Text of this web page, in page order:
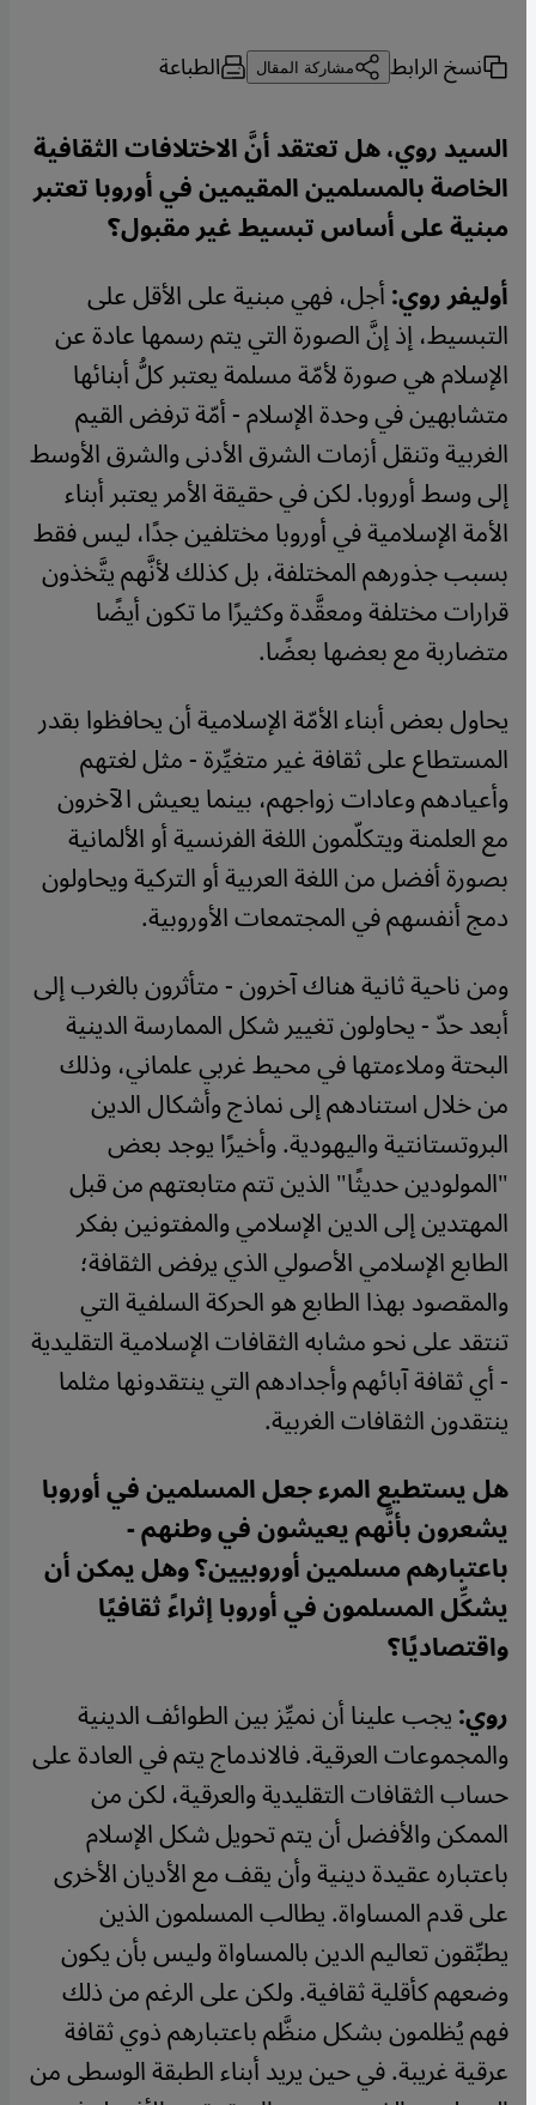
نسخ الرابط مشاركة المقال الطباعة
السيد روي، هل تعتقد أنَّ الاختلافات الثقافية
الخاصة بالمسلمين المقيمين في أوروبا تعتبر
مبنية على أساس تبسيط غير مقبول؟
أوليفر روي:أجل، فهي مبنية على الأقل على
التبسيط، إذ إنَّ الصورة التي يتم رسمها عادة عن
الإسلام هي صورة لأمّة مسلمة يعتبر كلُّ أبنائها
متشابهين في وحدة الإسلام - أمّة ترفض القيم
الغربية وتنقل أزمات الشرق الأدنى والشرق الأوسط
إلى وسط أوروبا. لكن في حقيقة الأمر يعتبر أبناء
الأمة الإسلامية في أوروبا مختلفين جدًا، ليس فقط
بسبب جذورهم المختلفة، بل كذلك لأنَّهم يتَّخذون
قرارات مختلفة ومعقَّدة وكثيرًا ما تكون أيضًا
متضاربة مع بعضها بعضًا.
يحاول بعض أبناء الأمّة الإسلامية أن يحافظوا بقدر
المستطاع على ثقافة غير متغيِّرة - مثل لغتهم
وأعيادهم وعادات زواجهم، بينما يعيش الآخرون
مع العلمنة ويتكلّمون اللغة الفرنسية أو الألمانية
بصورة أفضل من اللغة العربية أو التركية ويحاولون
دمج أنفسهم في المجتمعات الأوروبية.
ومن ناحية ثانية هناك آخرون - متأثرون بالغرب إلى
أبعد حدّ - يحاولون تغيير شكل الممارسة الدينية
البحتة وملاءمتها في محيط غربي علماني، وذلك
من خلال استنادهم إلى نماذج وأشكال الدين
البروتستانتية واليهودية. وأخيرًا يوجد بعض
"المولودين حديثًا" الذين تتم متابعتهم من قبل
المهتدين إلى الدين الإسلامي والمفتونين بفكر
الطابع الإسلامي الأصولي الذي يرفض الثقافة؛
والمقصود بهذا الطابع هو الحركة السلفية التي
تنتقد على نحو مشابه الثقافات الإسلامية التقليدية
- أي ثقافة آبائهم وأجدادهم التي ينتقدونها مثلما
ينتقدون الثقافات الغربية.
هل يستطيع المرء جعل المسلمين في أوروبا
يشعرون بأنَّهم يعيشون في وطنهم -
باعتبارهم مسلمين أوروبيين؟ وهل يمكن أن
يشكِّل المسلمون في أوروبا إثراءً ثقافيًا
واقتصاديًا؟
روي:يجب علينا أن نميِّز بين الطوائف الدينية
والمجموعات العرقية. فالاندماج يتم في العادة على
حساب الثقافات التقليدية والعرقية، لكن من
الممكن والأفضل أن يتم تحويل شكل الإسلام
باعتباره عقيدة دينية وأن يقف مع الأديان الأخرى
على قدم المساواة. يطالب المسلمون الذين
يطبِّقون تعاليم الدين بالمساواة وليس بأن يكون
وضعهم كأقلية ثقافية. ولكن على الرغم من ذلك
فهم يُظلمون بشكل منظَّم باعتبارهم ذوي ثقافة
عرقية غريبة. في حين يريد أبناء الطبقة الوسطى من